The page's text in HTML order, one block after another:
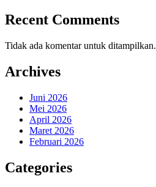
Recent Comments
Tidak ada komentar untuk ditampilkan.
Archives
Juni 2026
Mei 2026
April 2026
Maret 2026
Februari 2026
Categories